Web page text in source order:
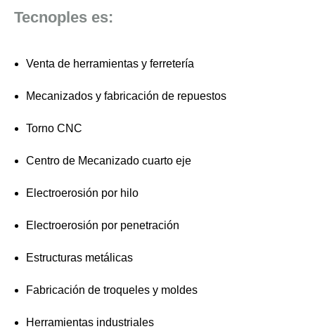
Tecnoples es:
Venta de herramientas y ferretería
Mecanizados y fabricación de repuestos
Torno CNC
Centro de Mecanizado cuarto eje
Electroerosión por hilo
Electroerosión por penetración
Estructuras metálicas
Fabricación de troqueles y moldes
Herramientas industriales